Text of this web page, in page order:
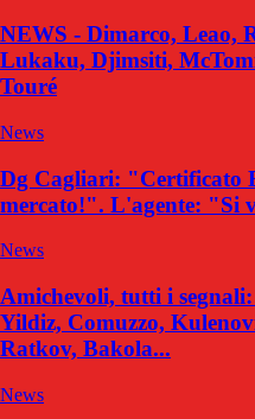
NEWS - Dimarco, Leao,
Lukaku, Djimsiti,
Touré
News
Dg Cagliari: "Certificato
mercato!". L'agente: "Si
News
Amichevoli, tutti i
Yildiz, Comuzzo,
Ratkov, Bakola...
News